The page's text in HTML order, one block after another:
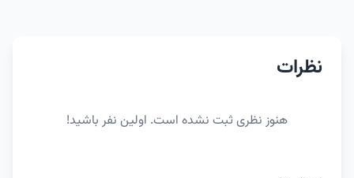
نظرات
هنوز نظری ثبت نشده است. اولین نفر باشید!